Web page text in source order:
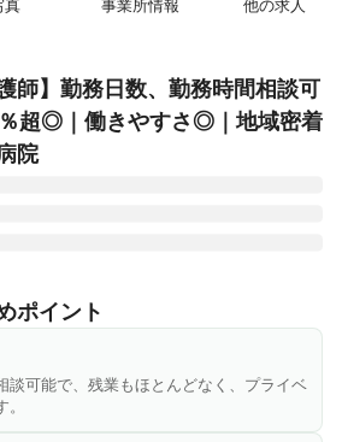
師】勤務日数、勤務時間相談可
超◎｜働きやすさ◎｜地域密着
院
床97床・地域包括ケア病床20床・療
ス病院です。
わせて135名が在籍。女性が働きや
ーに様々な取組を行っています♪
で支援する地域密着型病院🏥
ポイント
談可能で、残業もほとんどなく、プライベ